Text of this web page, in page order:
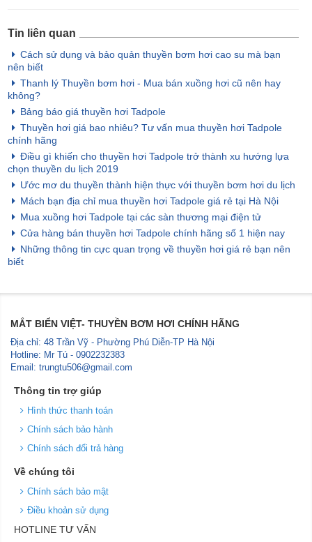
Tin liên quan
Cách sử dụng và bảo quản thuyền bơm hơi cao su mà bạn
nên biết
Thanh lý Thuyền bơm hơi - Mua bán xuồng hơi cũ nên hay
không?
Bảng báo giá thuyền hơi Tadpole
Thuyền hơi giá bao nhiêu? Tư vấn mua thuyền hơi Tadpole
chính hãng
Điều gì khiến cho thuyền hơi Tadpole trở thành xu hướng lựa
chọn thuyền du lịch 2019
Ước mơ du thuyền thành hiện thực với thuyền bơm hơi du lịch
Mách bạn địa chỉ mua thuyền hơi Tadpole giá rẻ tại Hà Nội
Mua xuồng hơi Tadpole tại các sàn thương mại điện tử
Cửa hàng bán thuyền hơi Tadpole chính hãng số 1 hiện nay
Những thông tin cực quan trọng về thuyền hơi giá rẻ bạn nên
biết
MẮT BIỂN VIỆT- THUYỀN BƠM HƠI CHÍNH HÃNG
Địa chỉ: 48 Trần Vỹ - Phường Phú Diễn-TP Hà Nội
Hotline: Mr Tú - 0902232383
Email: trungtu506@gmail.com
Thông tin trợ giúp
Hình thức thanh toán
Chính sách bảo hành
Chính sách đổi trả hàng
Về chúng tôi
Chính sách bảo mật
Điều khoản sử dụng
HOTLINE TƯ VẤN